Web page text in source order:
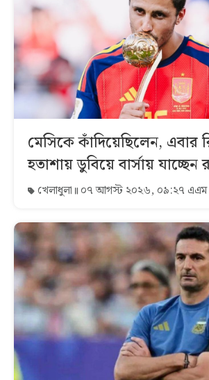
মেসিকে কাঁদিয়েছিলেন, এবার
হতাশায় ডুবিয়ে বার্সায় যাচ্ছেন
খেলাধুলা ০৭ আগস্ট ২০২৬, ০৯:২৭ এএম